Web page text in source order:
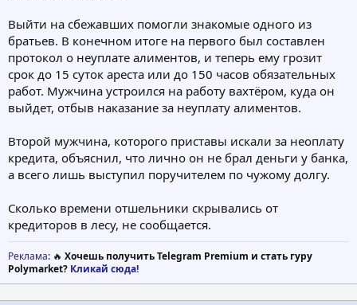
Выйти на сбежавших помогли знакомые одного из
братьев. В конечном итоге на первого был составлен
протокол о неуплате алиментов, и теперь ему грозит
срок до 15 суток ареста или до 150 часов обязательных
работ. Мужчина устроился на работу вахтёром, куда он
выйдет, отбыв наказание за неуплату алиментов.
Второй мужчина, которого приставы искали за неоплату
кредита, объяснил, что лично он не брал деньги у банка,
а всего лишь выступил поручителем по чужому долгу.
Сколько времени отшельники скрывались от
кредиторов в лесу, не сообщается.
Реклама: 🔥 Хочешь получить Telegram Premium и стать гуру
Polymarket? Кликай сюда!